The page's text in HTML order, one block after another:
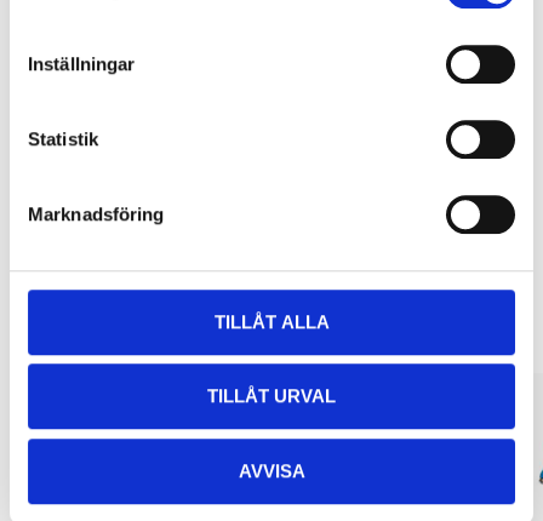
Inställningar
Statistik
Marknadsföring
TILLÅT ALLA
TILLÅT URVAL
AVVISA
Pay & Collect in your local store within 2 hours! For more information
Other customers also bought